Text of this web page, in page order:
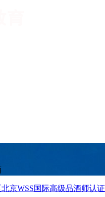
北京WSS国际高级品酒师认证